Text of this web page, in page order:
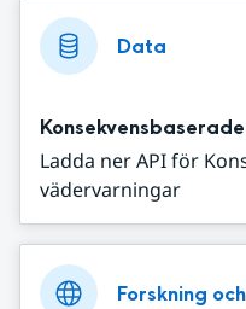
Data
Ladda ner API för
vädervarningar
Forskning